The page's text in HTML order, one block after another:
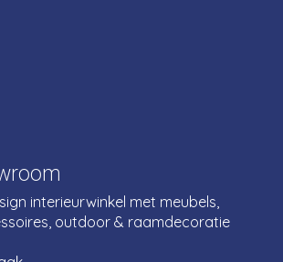
interieurwinkel met meubels,
outdoor & raamdecoratie